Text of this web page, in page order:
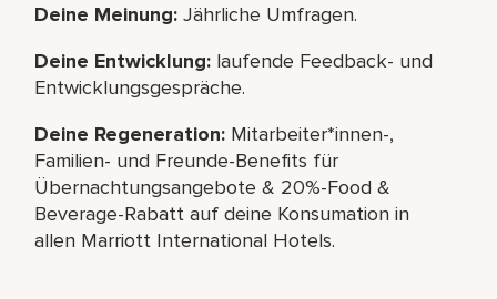
Deine Meinung:Jährliche Umfragen.
Deine Entwicklung: laufende Feedback- und
Entwicklungsgespräche.
Deine Regeneration: Mitarbeiter*innen-,
Familien- und Freunde-Benefits für
Übernachtungsangebote & 20%-Food &
Beverage-Rabatt auf deine Konsumation in
allen Marriott International Hotels.